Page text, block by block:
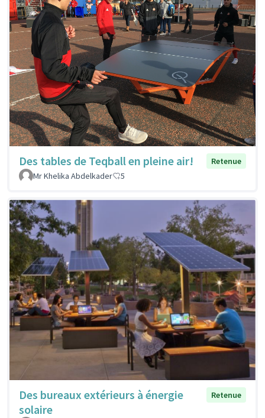
Des tables de Teqball en pleine air!
Retenue
Mr Khelika Abdelkader
5
Des bureaux extérieurs à énergie
solaire
Retenue